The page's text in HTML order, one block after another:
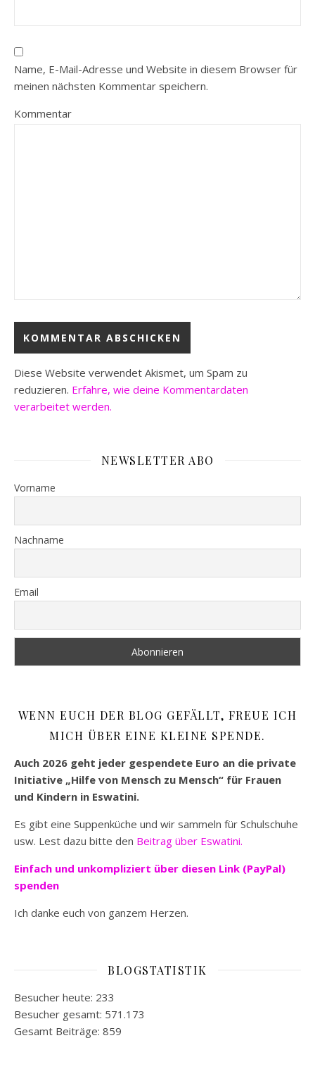
Name, E-Mail-Adresse und Website in diesem Browser für
meinen nächsten Kommentar speichern.
Kommentar
Diese Website verwendet Akismet, um Spam zu
reduzieren. Erfahre, wie deine Kommentardaten
verarbeitet werden.
NEWSLETTER ABO
Vorname
Nachname
Email
WENN EUCH DER BLOG GEFÄLLT, FREUE ICH
MICH ÜBER EINE KLEINE SPENDE.
Auch 2026 geht jeder gespendete Euro an die private
Initiative „Hilfe von Mensch zu Mensch“ für Frauen
und Kindern in Eswatini.
Es gibt eine Suppenküche und wir sammeln für Schulschuhe
usw. Lest dazu bitte den Beitrag über Eswatini.
Einfach und unkompliziert über diesen Link (PayPal)
spenden
Ich danke euch von ganzem Herzen.
BLOGSTATISTIK
Besucher heute: 233
Besucher gesamt: 571.173
Gesamt Beiträge: 859